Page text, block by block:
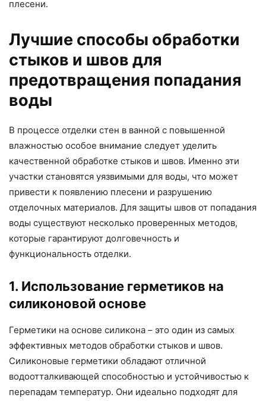
плесени.
Лучшие способы обработки
стыков и швов для
предотвращения попадания
воды
В процессе отделки стен в ванной с повышенной
влажностью особое внимание следует уделить
качественной обработке стыков и швов. Именно эти
участки становятся уязвимыми для воды, что может
привести к появлению плесени и разрушению
отделочных материалов. Для защиты швов от попадания
воды существуют несколько проверенных методов,
которые гарантируют долговечность и
функциональность отделки.
1. Использование герметиков на
силиконовой основе
Герметики на основе силикона – это один из самых
эффективных методов обработки стыков и швов.
Силиконовые герметики обладают отличной
водоотталкивающей способностью и устойчивостью к
перепадам температур. Они идеально подходят для